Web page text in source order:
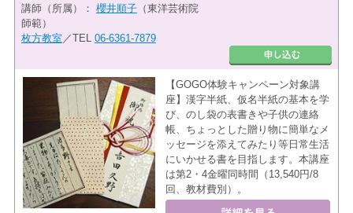
講師（所属）： 櫻井順子（東洋芸術院
師範）
枚方教室 ／TEL 06-6361-7879
【GOGO体験キャンペーン対象講
座】漢字半紙、仮名半紙の基本を学
び、のし袋の表書きや子供の連絡
帳、ちょっとした贈り物に簡単なメ
ッセージを添えてみたり等日常生活
にいかせる書を目指します。本講座
は第2・4金曜同時間（13,540円/8
回、教材費別）。